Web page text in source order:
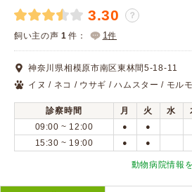
動物病院検索
口コミ検索
Calooペットとは？
3.30 ？
飼い主の声 1 件： 1件
神奈川県相模原市南区東林間5-18-11
イヌ / ネコ / ウサギ / ハムスター / モル
診察時間 月 火 水
09:00 ~ 12:00
● ●
15:30 ~ 19:00 ● ●
動物病院情報